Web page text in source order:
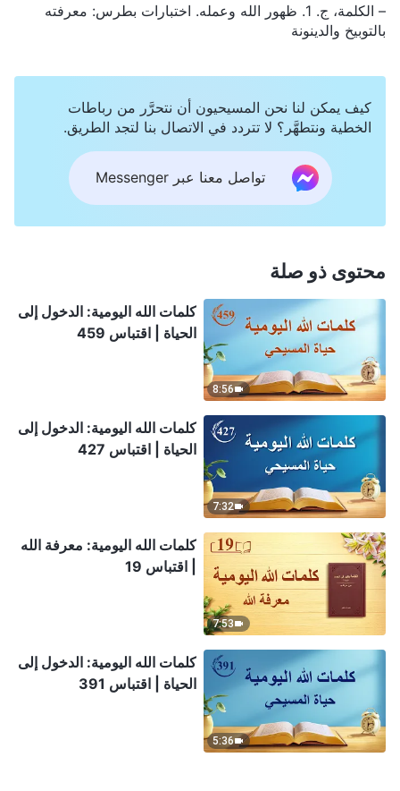
– الكلمة، ج. 1. ظهور الله وعمله. اختبارات بطرس: معرفته
بالتوبيخ والدينونة
كيف يمكن لنا نحن المسيحيون أن نتحرَّر من رباطات
الخطية ونتطهَّر؟ لا تتردد في الاتصال بنا لتجد الطريق.
تواصل معنا عبر Messenger
محتوى ذو صلة
8:56
كلمات الله اليومية: الدخول إلى
الحياة | اقتباس 459
7:32
كلمات الله اليومية: الدخول إلى
الحياة | اقتباس 427
7:53
كلمات الله اليومية: معرفة الله
| اقتباس 19
5:36
كلمات الله اليومية: الدخول إلى
الحياة | اقتباس 391